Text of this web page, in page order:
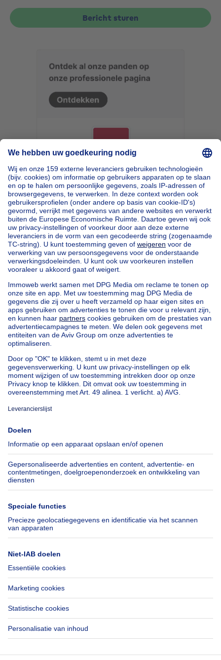
Bericht sturen
Home België
Brussel (provincie)
Brussel (arrondissement)
Kopen uw huis in Saint-gilles
Onze huizen buiten BelgiëHuis te koop Frankrijk
Huis te koop Spanje
Huis te koop Italië
Huis te koop Luxemburg
Huis te koop Nederland
Goedkoop vastgoedGoedkoop huis te koop
Goedkope appartementen te huur
Onze huurwoningen met slaapkamers
Appartement te koop met 3 slaapkamers Oostende
Huis te koop met 3 slaapkamers Stene
Huis te koop met 3 slaapkamers Deurne
Over
Immoweb
Pers
Jobs
Axel Springer Group
SeLoger.com
Immowelt.de
Tools
Belfius
Verzekeringen
Verhuis checklist
Hulp
Veelgestelde vragen
Toegankelijkheid
Contacteer ons
Volg ons
LinkedIn
Immoweb SA © 2026 - Alle rechten voorbehouden
Gebruiksvoorwaarden Cookie instellingen
Privacybeleid
Rangschikking regels